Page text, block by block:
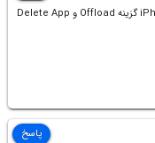
چرا تو قسمت iPhone Storage گزینه Offload و Delete App
پاسخ